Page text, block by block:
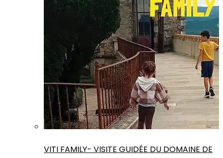
VITI FAMILY- VISITE GUIDÉE DU DOMAINE DE